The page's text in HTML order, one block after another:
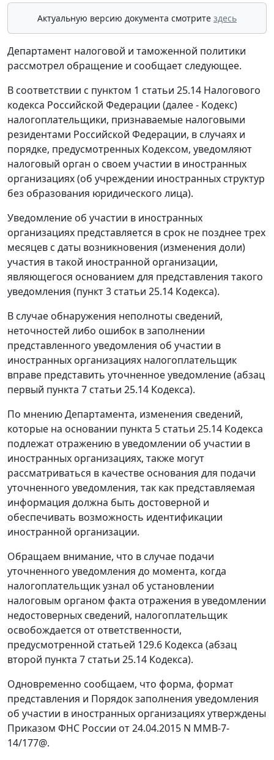
Актуальную версию документа смотрите здесь
Департамент налоговой и таможенной политики
рассмотрел обращение и сообщает следующее.
В соответствии с пунктом 1 статьи 25.14 Налогового
кодекса Российской Федерации (далее - Кодекс)
налогоплательщики, признаваемые налоговыми
резидентами Российской Федерации, в случаях и
порядке, предусмотренных Кодексом, уведомляют
налоговый орган о своем участии в иностранных
организациях (об учреждении иностранных структур
без образования юридического лица).
Уведомление об участии в иностранных
организациях представляется в срок не позднее трех
месяцев с даты возникновения (изменения доли)
участия в такой иностранной организации,
являющегося основанием для представления такого
уведомления (пункт 3 статьи 25.14 Кодекса).
В случае обнаружения неполноты сведений,
неточностей либо ошибок в заполнении
представленного уведомления об участии в
иностранных организациях налогоплательщик
вправе представить уточненное уведомление (абзац
первый пункта 7 статьи 25.14 Кодекса).
По мнению Департамента, изменения сведений,
которые на основании пункта 5 статьи 25.14 Кодекса
подлежат отражению в уведомлении об участии в
иностранных организациях, также могут
рассматриваться в качестве основания для подачи
уточненного уведомления, так как представляемая
информация должна быть достоверной и
обеспечивать возможность идентификации
иностранной организации.
Обращаем внимание, что в случае подачи
уточненного уведомления до момента, когда
налогоплательщик узнал об установлении
налоговым органом факта отражения в уведомлении
недостоверных сведений, налогоплательщик
освобождается от ответственности,
предусмотренной статьей 129.6 Кодекса (абзац
второй пункта 7 статьи 25.14 Кодекса).
Одновременно сообщаем, что форма, формат
представления и Порядок заполнения уведомления
об участии в иностранных организациях утверждены
Приказом ФНС России от 24.04.2015 N ММВ-7-
14/177@.